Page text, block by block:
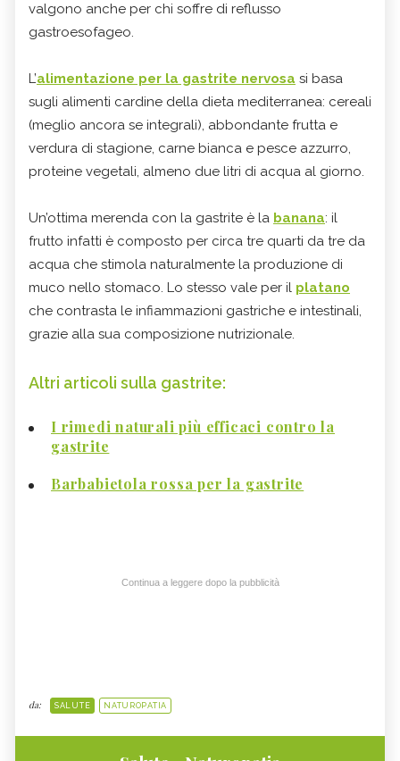
valgono anche per chi soffre di reflusso
gastroesofageo.
L’alimentazione per la gastrite nervosa si basa
sugli alimenti cardine della dieta mediterranea: cereali
(meglio ancora se integrali), abbondante frutta e
verdura di stagione, carne bianca e pesce azzurro,
proteine vegetali, almeno due litri di acqua al giorno.
Un’ottima merenda con la gastrite è la banana: il
frutto infatti è composto per circa tre quarti da tre da
acqua che stimola naturalmente la produzione di
muco nello stomaco. Lo stesso vale per il platano
che contrasta le infiammazioni gastriche e intestinali,
grazie alla sua composizione nutrizionale.
Altri articoli sulla gastrite:
I rimedi naturali più efficaci contro la
gastrite
Barbabietola rossa per la gastrite
Continua a leggere dopo la pubblicità
da: SALUTE NATUROPATIA